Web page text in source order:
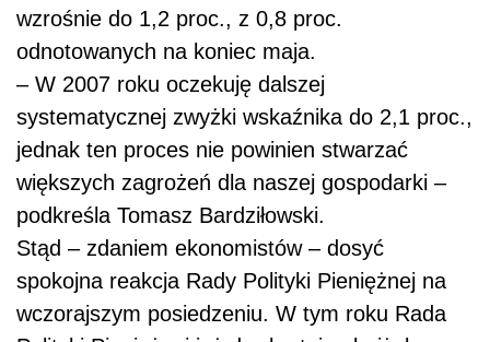
wzrośnie do 1,2 proc., z 0,8 proc.
odnotowanych na koniec maja.
– W 2007 roku oczekuję dalszej
systematycznej zwyżki wskaźnika do 2,1 proc.,
jednak ten proces nie powinien stwarzać
większych zagrożeń dla naszej gospodarki –
podkreśla Tomasz Bardziłowski.
Stąd – zdaniem ekonomistów – dosyć
spokojna reakcja Rady Polityki Pieniężnej na
wczorajszym posiedzeniu. W tym roku Rada